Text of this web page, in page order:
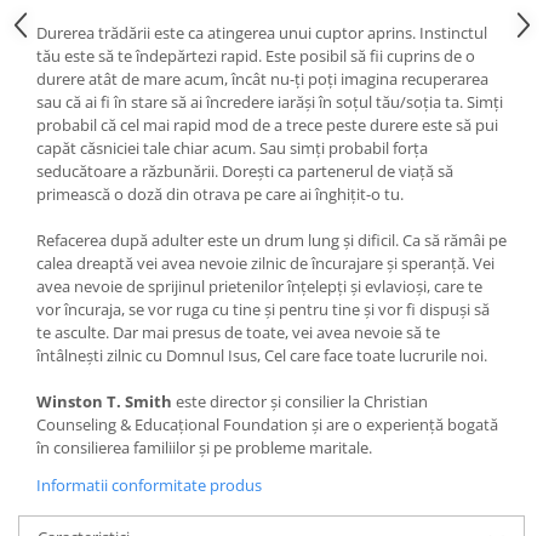
Durerea trădării este ca atingerea unui cuptor aprins. Instinctul
tău este să te îndepărtezi rapid. Este posibil să fii cuprins de o
durere atât de mare acum, încât nu-ţi poţi imagina recuperarea
sau că ai fi în stare să ai încredere iarăşi în soţul tău/soţia ta. Simţi
probabil că cel mai rapid mod de a trece peste durere este să pui
capăt căsniciei tale chiar acum. Sau simţi probabil forţa
seducătoare a răzbunării. Doreşti ca partenerul de viaţă să
primească o doză din otrava pe care ai înghiţit-o tu.
Refacerea după adulter este un drum lung şi dificil. Ca să rămâi pe
calea dreaptă vei avea nevoie zilnic de încurajare şi speranţă. Vei
avea nevoie de sprijinul prietenilor înţelepţi şi evlavioşi, care te
vor încuraja, se vor ruga cu tine şi pentru tine şi vor fi dispuşi să
te asculte. Dar mai presus de toate, vei avea nevoie să te
întâlneşti zilnic cu Domnul Isus, Cel care face toate lucrurile noi.
Winston T. Smith este director şi consilier la Christian
Counseling & Educaţional Foundation şi are o experienţă bogată
în consilierea familiilor şi pe probleme maritale.
Informatii conformitate produs